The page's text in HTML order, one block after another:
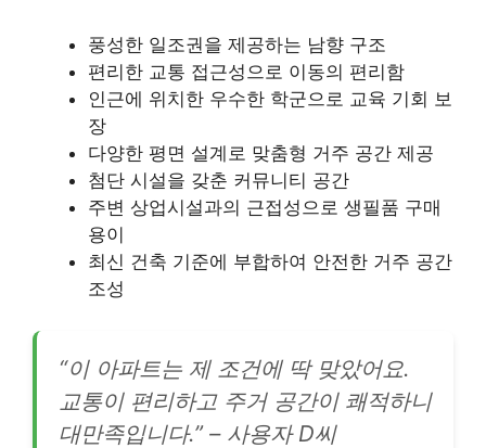
풍성한 일조권을 제공하는 남향 구조
편리한 교통 접근성으로 이동의 편리함
인근에 위치한 우수한 학군으로 교육 기회 보
장
다양한 평면 설계로 맞춤형 거주 공간 제공
첨단 시설을 갖춘 커뮤니티 공간
주변 상업시설과의 근접성으로 생필품 구매
용이
최신 건축 기준에 부합하여 안전한 거주 공간
조성
“이 아파트는 제 조건에 딱 맞았어요.
교통이 편리하고 주거 공간이 쾌적하니
대만족입니다.” – 사용자 D씨